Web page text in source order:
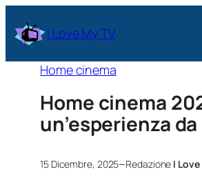
I Love My TV
Home cinema
Home cinema
un’esperienza
15 Dicembre, 2025–Redazione I Love